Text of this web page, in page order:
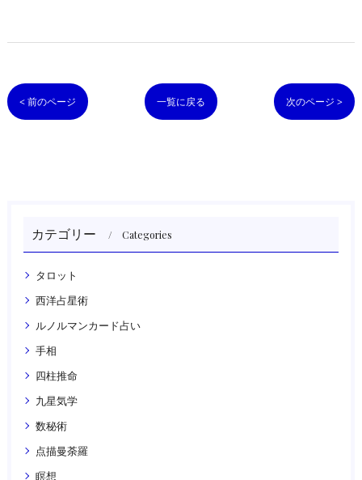
< 前のページ 一覧に戻る 次のページ >
カテゴリー Categories
タロット
西洋占星術
ルノルマンカード占い
手相
四柱推命
九星気学
数秘術
点描曼荼羅
瞑想